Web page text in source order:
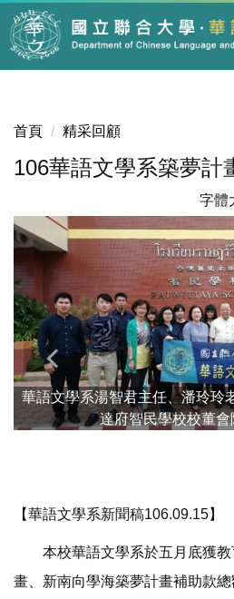
跳
到
主
容
首頁 精采回顧
106華語文學系築夢計
字體
華語文學系湯智君主任、潘玲玲
達府智民學校校董
【華語文學系新聞稿106.09.15】
本校華語文學系於五月底獲教
畫、新南向學海築夢計畫補助款